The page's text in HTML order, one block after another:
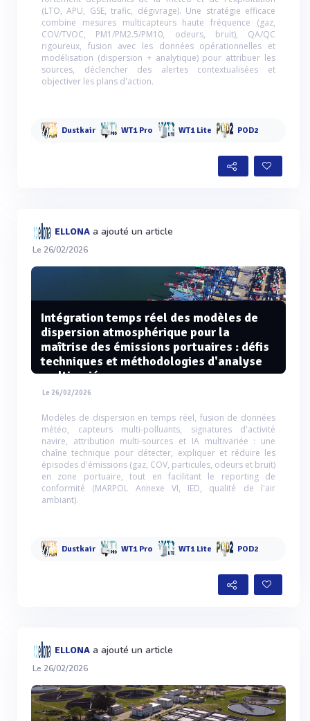
(LTO, APU, GSE, trafic, dégivrage). Une stratégie efficace
combine mesures multicapteurs haute fréquence (gaz,
COV/TVOC, PM1/PM2.5/PM10, odeurs, bruit), QA/QC
rigoureux, fusion avec les données opérationnelles et
modélisation (dispersion + analytique) pour attribuer les
sources, déclencher des alertes contextualisées et
objectiver les plans d'action.
Dustkair WT1 Pro WT1 Lite POD2
ELLONA a ajouté un article
Le 26/02/2026
Intégration temps réel des modèles de
dispersion atmosphérique pour la
maîtrise des émissions portuaires : défis
techniques et méthodologies d'analyse
multivariée
Le 26/02/2026
Modèles de dispersion en temps réel, fusion de données
météo, capteurs multi-polluants, signatures d'activité
navire, attribution multi-sources et IA multivariée : une
chaîne technique pour détecter, expliquer et réduire les
épisodes d'émissions (gaz, COV, particules, odeurs et bruit)
en zone portuaire, tout en facilitant le reporting de
conformité (MARPOL Annexe VI, IED, qualité de l'air
ambiant).
Dustkair WT1 Pro WT1 Lite POD2
ELLONA a ajouté un article
Le 26/02/2026